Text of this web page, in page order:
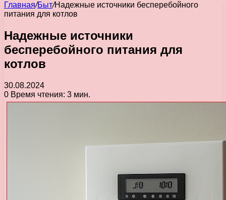
Главная/Быт/Надежные источники бесперебойного
питания для котлов
Надежные источники
бесперебойного питания для
котлов
30.08.2024
0 Время чтения: 3 мин.